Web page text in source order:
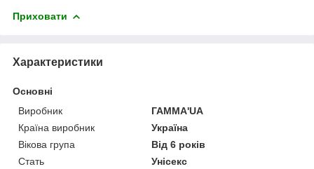
Приховати
Характеристики
Основні
Виробник
ГАММА'UA
Країна виробник
Україна
Вікова група
Від 6 років
Стать
Унісекс